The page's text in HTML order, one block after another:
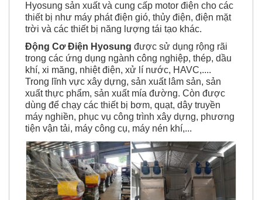
Hyosung sản xuất và cung cấp motor điện cho các
thiết bị như máy phát điện gió, thủy điện, điện mặt
trời và các thiết bị năng lượng tái tạo khác.
Động Cơ Điện Hyosung được sử dụng rộng rãi
trong các ứng dụng ngành công nghiệp, thép, dầu
khí, xi măng, nhiệt điện, xử lí nước, HAVC,....
Trong lĩnh vực xây dựng, sản xuất lâm sản, sản
xuất thực phẩm, sản xuất mía đường. Còn được
dùng để chạy các thiết bị bơm, quạt, dây truyền
máy nghiền, phục vụ công trình xây dựng, phương
tiện vận tải, máy công cụ, máy nén khí,...